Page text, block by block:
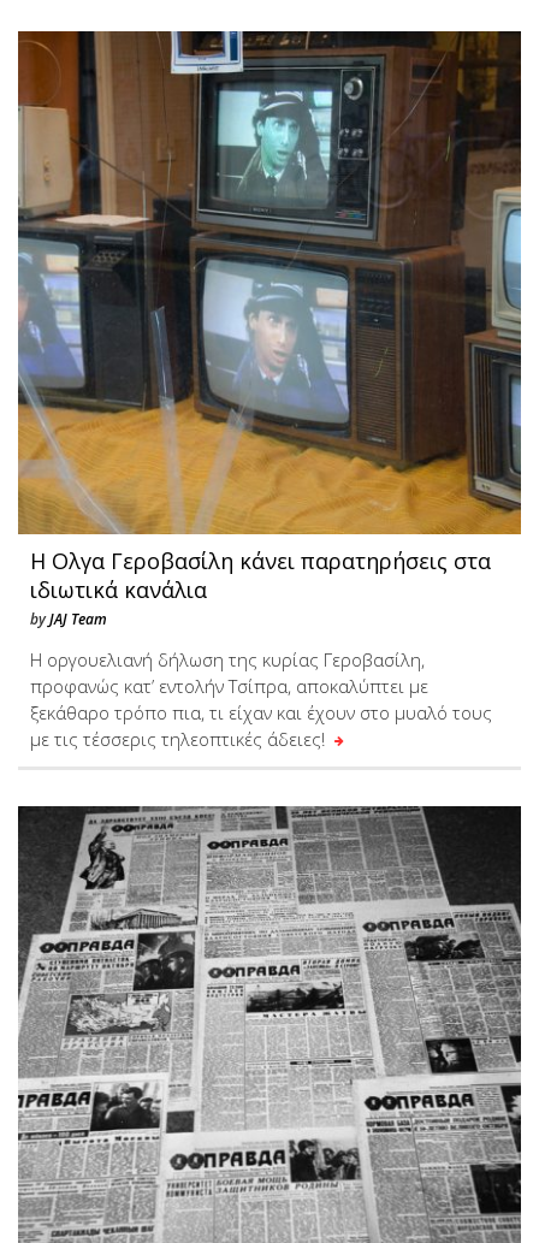
Η Ολγα Γεροβασίλη κάνει παρατηρήσεις στα
ιδιωτικά κανάλια
byJAJ Team
Η οργουελιανή δήλωση της κυρίας Γεροβασίλη,
προφανώς κατ’ εντολήν Τσίπρα, αποκαλύπτει με
ξεκάθαρο τρόπο πια, τι είχαν και έχουν στο μυαλό τους
με τις τέσσερις τηλεοπτικές άδειες!